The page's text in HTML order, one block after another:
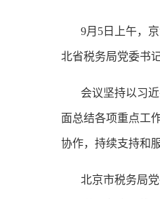
9月5日上午，京
北省税务局党委书
会议坚持以习近
面总结各项重点工
协作，持续支持和
北京市税务局党